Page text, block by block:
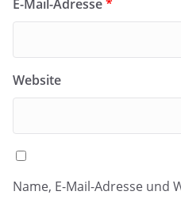
E-Mail-Adresse*
Website
Name, E-Mail-Adresse und